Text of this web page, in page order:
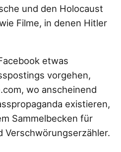
und den Holocaust
Filme, in denen Hitler
etwas
vorgehen,
wo anscheinend
existieren,
Sammelbecken für
Verschwörungserzähler.